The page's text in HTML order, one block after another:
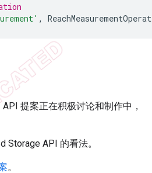
,
提案正在积极讨论和制作中，
Storage API 的看法。
。